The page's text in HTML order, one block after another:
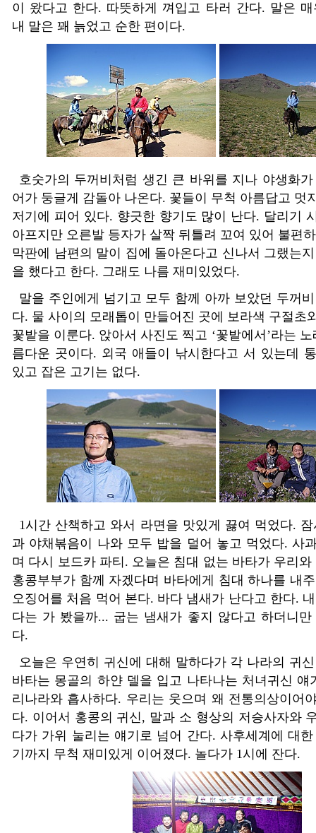
이 왔다고 한다. 따뜻하게 껴입고 타러 간다. 말은
내 말은 꽤 늙었고 순한 편이다.
호숫가의 두꺼비처럼 생긴 큰 바위를 지나 야생화
어가 둥글게 감돌아 나온다. 꽃들이 무척 아름답고 멋
저기에 피어 있다. 향긋한 향기도 많이 난다. 달리기
아프지만 오른발 등자가 살짝 뒤틀려 꼬여 있어 불편
막판에 남편의 말이 집에 돌아온다고 신나서 그랬는
을 했다고 한다. 그래도 나름 재미있었다.
말을 주인에게 넘기고 모두 함께 아까 보았던 두꺼
다. 물 사이의 모래톱이 만들어진 곳에 보라색 구절초
꽃밭을 이룬다. 앉아서 사진도 찍고 ‘꽃밭에서 ’라는
름다운 곳이다. 외국 애들이 낚시한다고 서 있는데
있고 잡은 고기는 없다.
1시간 산책하고 와서 라면을 맛있게 끓여 먹었다.
과 야채볶음이 나와 모두 밥을 덜어 놓고 먹었다.사
며 다시 보드카 파티 . 오늘은 침대 없는 바타가 우리
홍콩부부가 함께 자겠다며 바타에게 침대 하나를 내
오징어를 처음 먹어 본다. 바다 냄새가 난다고 한다.
다는 가 봤을까... 굽는 냄새가 좋지 않다고 하더니
다.
오늘은 우연히 귀신에 대해 말하다가 각 나라의 귀
바타는 몽골의 하얀 델을 입고 나타나는 처녀귀신 얘
리나라와 흡사하다. 우리는 웃으며 왜 전통의상이어
다. 이어서 홍콩의 귀신, 말과 소 형상의 저승사자와
다가 가위 눌리는 얘기로 넘어 간다. 사후세계에 대
기까지 무척 재미있게 이어졌다. 놀다가 1시에 잔다.